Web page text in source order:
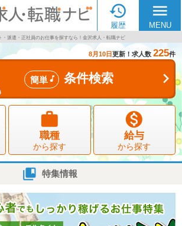

履歴
menu
MENU
・派遣・正社員のお仕事を探すなら！金沢求人・転職ナビ
8月10日更新！求人数 225件
簡単  条件検索 

職種
から探す

給与
から探す
 特集情報